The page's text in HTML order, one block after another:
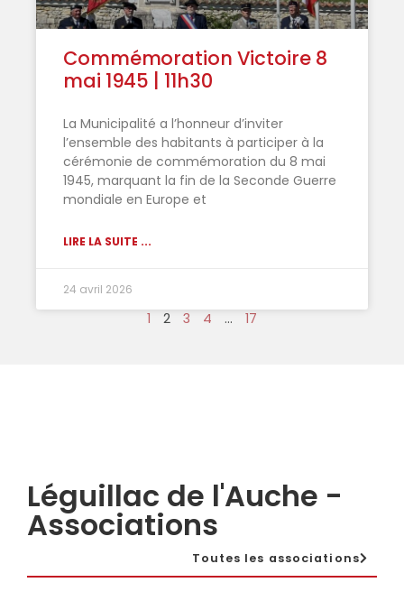
Commémoration Victoire 8
mai 1945 | 11h30
La Municipalité a l’honneur d’inviter
l’ensemble des habitants à participer à la
cérémonie de commémoration du 8 mai
1945, marquant la fin de la Seconde Guerre
mondiale en Europe et
LIRE LA SUITE ...
24 avril 2026
1 2 3 4 … 17
Léguillac de l'Auche -
Associations
Toutes les associations